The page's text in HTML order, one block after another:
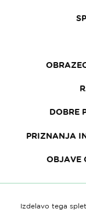
DOBRE
PRIZNANJA
OBJAVE
Izdelavo tega